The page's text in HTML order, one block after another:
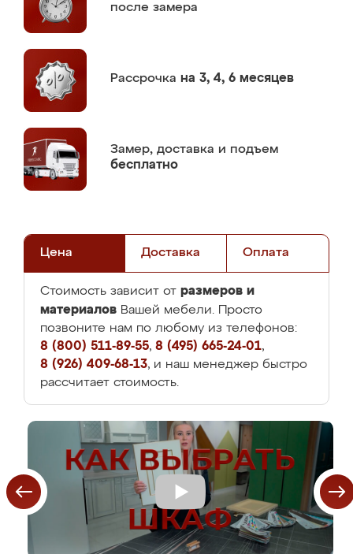
после замера
Рассрочка на 3, 4, 6 месяцев
Замер, доставка и подъем
бесплатно
Цена Доставка Оплата
Стоимость зависит от размеров и
материалов Вашей мебели. Просто
позвоните нам по любому из телефонов:
8 (800) 511-89-55, 8 (495) 665-24-01,
8 (926) 409-68-13, и наш менеджер быстро
рассчитает стоимость.